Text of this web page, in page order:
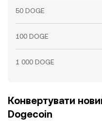
50 DOGE
100 DOGE
1 000 DOGE
Конвертувати
Dogecoin